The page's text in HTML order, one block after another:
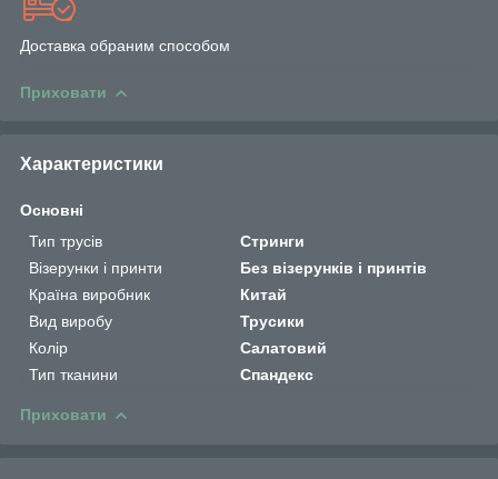
Доставка обраним способом
Приховати
Характеристики
Основні
Тип трусів
Стринги
Візерунки і принти
Без візерунків і принтів
Країна виробник
Китай
Вид виробу
Трусики
Колір
Салатовий
Тип тканини
Спандекс
Приховати